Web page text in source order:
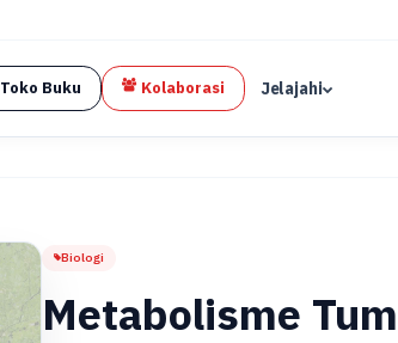
Toko Buku Kolaborasi Jelajahi
Biologi
Metabolisme